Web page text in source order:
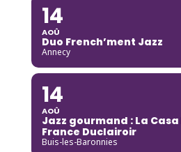
14
AOÛ
Duo French’ment Jazz
Annecy
14
AOÛ
Jazz gourmand : La
France Duclairoir
Buis-les-Baronnies